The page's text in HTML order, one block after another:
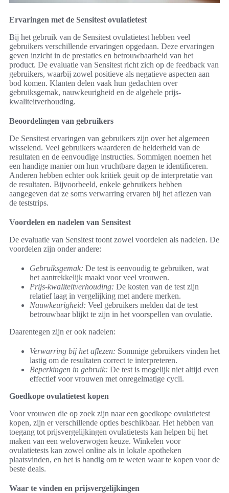
Ervaringen met de Sensitest ovulatietest
Bij het gebruik van de Sensitest ovulatietest hebben veel
gebruikers verschillende ervaringen opgedaan. Deze ervaringen
geven inzicht in de prestaties en betrouwbaarheid van het
product. De evaluatie van Sensitest richt zich op de feedback van
gebruikers, waarbij zowel positieve als negatieve aspecten aan
bod komen. Klanten delen vaak hun gedachten over
gebruiksgemak, nauwkeurigheid en de algehele prijs-
kwaliteitverhouding.
Beoordelingen van gebruikers
De Sensitest ervaringen van gebruikers zijn over het algemeen
wisselend. Veel gebruikers waarderen de helderheid van de
resultaten en de eenvoudige instructies. Sommigen noemen het
een handige manier om hun vruchtbare dagen te identificeren.
Anderen hebben echter ook kritiek geuit op de interpretatie van
de resultaten. Bijvoorbeeld, enkele gebruikers hebben
aangegeven dat ze soms verwarring ervaren bij het aflezen van
de teststrips.
Voordelen en nadelen van Sensitest
De evaluatie van Sensitest toont zowel voordelen als nadelen. De
voordelen zijn onder andere:
Gebruiksgemak: De test is eenvoudig te gebruiken, wat
het aantrekkelijk maakt voor veel vrouwen.
Prijs-kwaliteitverhouding: De kosten van de test zijn
relatief laag in vergelijking met andere merken.
Nauwkeurigheid: Veel gebruikers melden dat de test
betrouwbaar blijkt te zijn in het voorspellen van ovulatie.
Daarentegen zijn er ook nadelen:
Verwarring bij het aflezen: Sommige gebruikers vinden het
lastig om de resultaten correct te interpreteren.
Beperkingen in gebruik: De test is mogelijk niet altijd even
effectief voor vrouwen met onregelmatige cycli.
Goedkope ovulatietest kopen
Voor vrouwen die op zoek zijn naar een goedkope ovulatietest
kopen, zijn er verschillende opties beschikbaar. Het hebben van
toegang tot prijsvergelijkingen ovulatietests kan helpen bij het
maken van een weloverwogen keuze. Winkelen voor
ovulatietests kan zowel online als in lokale apotheken
plaatsvinden, en het is handig om te weten waar te kopen voor de
beste deals.
Waar te vinden en prijsvergelijkingen